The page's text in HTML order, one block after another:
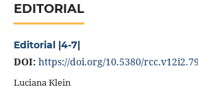
EDITORIAL
Editorial |4-7|
DOI: https://doi.org/10.5380/
Luciana Klein